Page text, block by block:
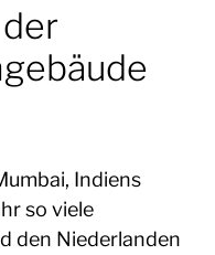
Indiens
so viele
den Niederlanden